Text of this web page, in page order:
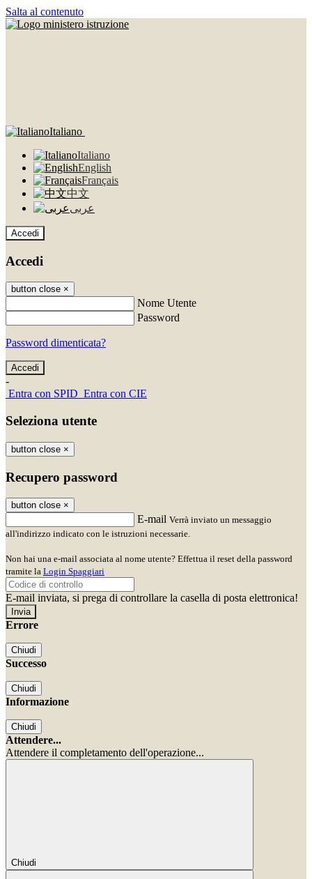
Salta al contenuto
Italiano
Italiano
English
Français
中文
عربى
Accedi
Accedi
button close ×
Nome Utente
Password
Password dimenticata?
-
Entra con SPID Entra con CIE
Seleziona utente
button close ×
Recupero password
button close ×
E-mail Verrà inviato un messaggio
all'indirizzo indicato con le istruzioni necessarie.
Non hai una e-mail associata al nome utente? Effettua il reset della password
tramite la Login Spaggiari
E-mail inviata, si prega di controllare la casella di posta elettronica!
Errore
Chiudi
Successo
Chiudi
Informazione
Chiudi
Attendere...
Attendere il completamento dell'operazione...
Chiudi